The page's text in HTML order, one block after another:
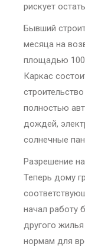
рискует
Бывший
месяца на
площадью 100
Каркас
полностью
дождей,
солнечные
Разрешение
Теперь дому
начал работу
другого
нормам для